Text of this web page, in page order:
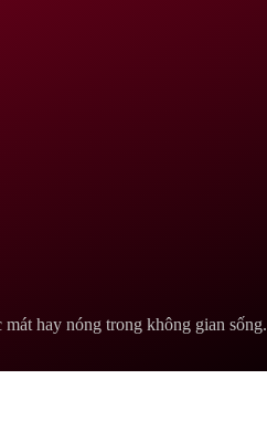
hay nóng trong không gian sống.